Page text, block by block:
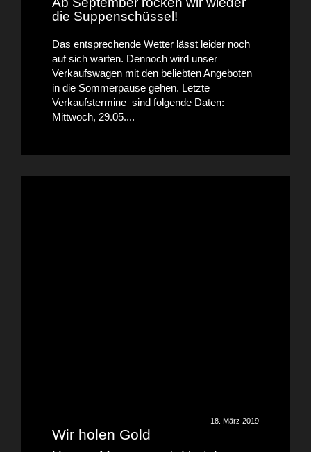
die Suppenschüssel!
Das entsprechende Wetter lässt leider noch
auf sich warten. Dennoch wird unser
Verkaufswagen mit den beliebten Angeboten
in die Sommerpause gehen. Letzte
Verkaufstermine sind folgende Daten:
Mittwoch, 29.05....
18. März 2019
Wir holen Gold